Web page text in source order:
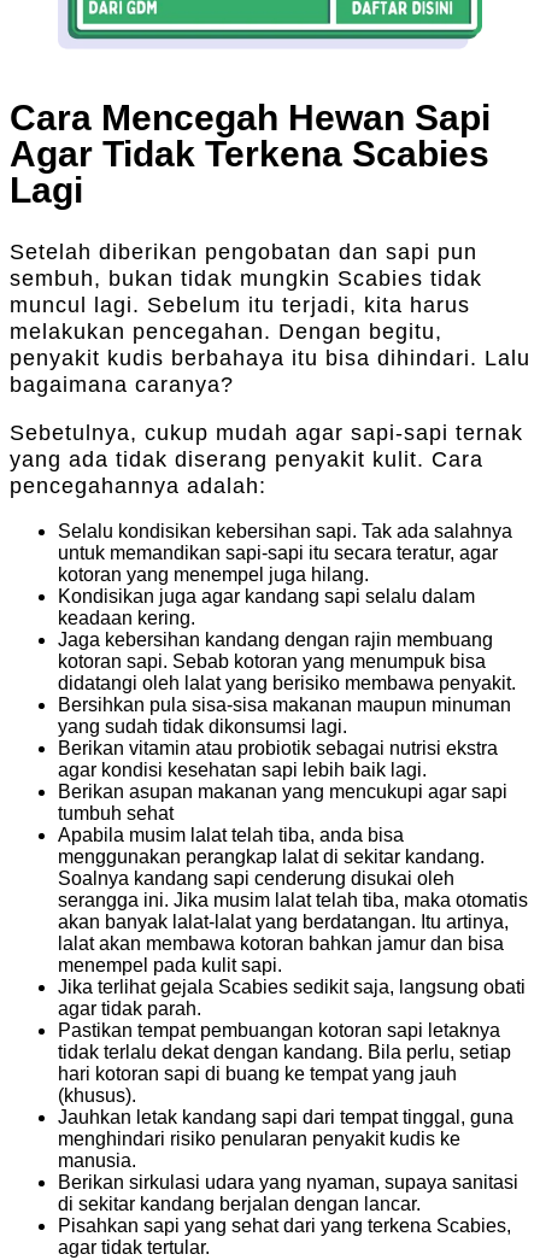
Cara Mencegah Hewan Sapi
Agar Tidak Terkena Scabies
Lagi
Setelah diberikan pengobatan dan sapi pun
sembuh, bukan tidak mungkin Scabies tidak
muncul lagi. Sebelum itu terjadi, kita harus
melakukan pencegahan. Dengan begitu,
penyakit kudis berbahaya itu bisa dihindari. Lalu
bagaimana caranya?
Sebetulnya, cukup mudah agar sapi-sapi ternak
yang ada tidak diserang penyakit kulit. Cara
pencegahannya adalah:
Selalu kondisikan kebersihan sapi. Tak ada salahnya
untuk memandikan sapi-sapi itu secara teratur, agar
kotoran yang menempel juga hilang.
Kondisikan juga agar kandang sapi selalu dalam
keadaan kering.
Jaga kebersihan kandang dengan rajin membuang
kotoran sapi. Sebab kotoran yang menumpuk bisa
didatangi oleh lalat yang berisiko membawa penyakit.
Bersihkan pula sisa-sisa makanan maupun minuman
yang sudah tidak dikonsumsi lagi.
Berikan vitamin atau probiotik sebagai nutrisi ekstra
agar kondisi kesehatan sapi lebih baik lagi.
Berikan asupan makanan yang mencukupi agar sapi
tumbuh sehat
Apabila musim lalat telah tiba, anda bisa
menggunakan perangkap lalat di sekitar kandang.
Soalnya kandang sapi cenderung disukai oleh
serangga ini. Jika musim lalat telah tiba, maka otomatis
akan banyak lalat-lalat yang berdatangan. Itu artinya,
lalat akan membawa kotoran bahkan jamur dan bisa
menempel pada kulit sapi.
Jika terlihat gejala Scabies sedikit saja, langsung obati
agar tidak parah.
Pastikan tempat pembuangan kotoran sapi letaknya
tidak terlalu dekat dengan kandang. Bila perlu, setiap
hari kotoran sapi di buang ke tempat yang jauh
(khusus).
Jauhkan letak kandang sapi dari tempat tinggal, guna
menghindari risiko penularan penyakit kudis ke
manusia.
Berikan sirkulasi udara yang nyaman, supaya sanitasi
di sekitar kandang berjalan dengan lancar.
Pisahkan sapi yang sehat dari yang terkena Scabies,
agar tidak tertular.